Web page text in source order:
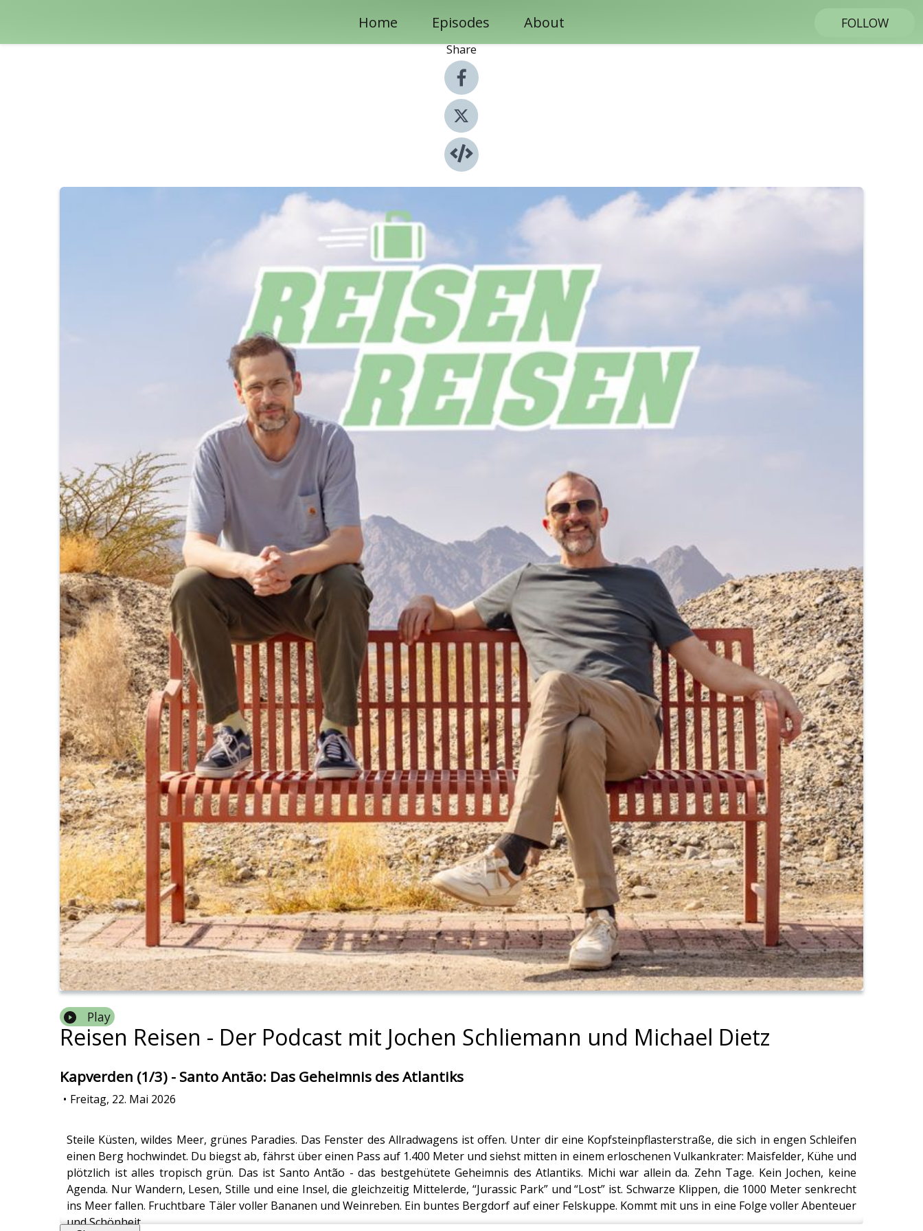
Home Episodes About FOLLOW
Share
Play
Reisen Reisen - Der Podcast mit Jochen Schliemann und Michael Dietz
Kapverden (1/3) - Santo Antão: Das Geheimnis des Atlantiks
• Freitag, 22. Mai 2026
Steile Küsten, wildes Meer, grünes Paradies. Das Fenster des Allradwagens ist offen. Unter dir eine Kopfsteinpflasterstraße, die sich in engen Schleifen
einen Berg hochwindet. Du biegst ab, fährst über einen Pass auf 1.400 Meter und siehst mitten in einem erloschenen Vulkankrater: Maisfelder, Kühe und
plötzlich ist alles tropisch grün. Das ist Santo Antão - das bestgehütete Geheimnis des Atlantiks. Michi war allein da. Zehn Tage. Kein Jochen, keine
Agenda. Nur Wandern, Lesen, Stille und eine Insel, die gleichzeitig Mittelerde, “Jurassic Park” und “Lost” ist. Schwarze Klippen, die 1000 Meter senkrecht
ins Meer fallen. Fruchtbare Täler voller Bananen und Weinreben. Ein buntes Bergdorf auf einer Felskuppe. Kommt mit uns in eine Folge voller Abenteuer
und Schönheit.